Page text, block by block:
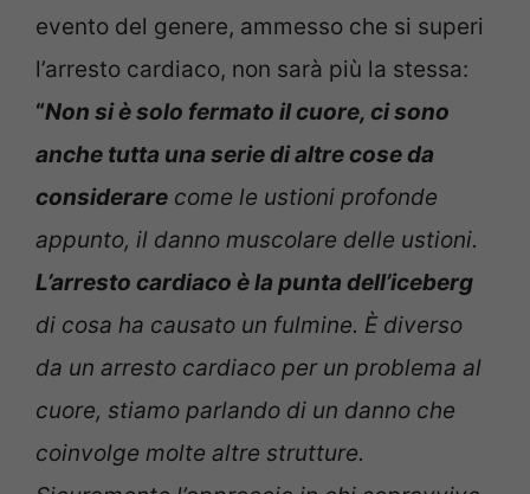
evento del genere, ammesso che si superi
l’arresto cardiaco, non sarà più la stessa:
“Non si è solo fermato il cuore, ci sono
anche tutta una serie di altre cose da
considerare come le ustioni profonde
appunto, il danno muscolare delle ustioni.
L’arresto cardiaco è la punta dell’iceberg
di cosa ha causato un fulmine. È diverso
da un arresto cardiaco per un problema al
cuore, stiamo parlando di un danno che
coinvolge molte altre strutture.